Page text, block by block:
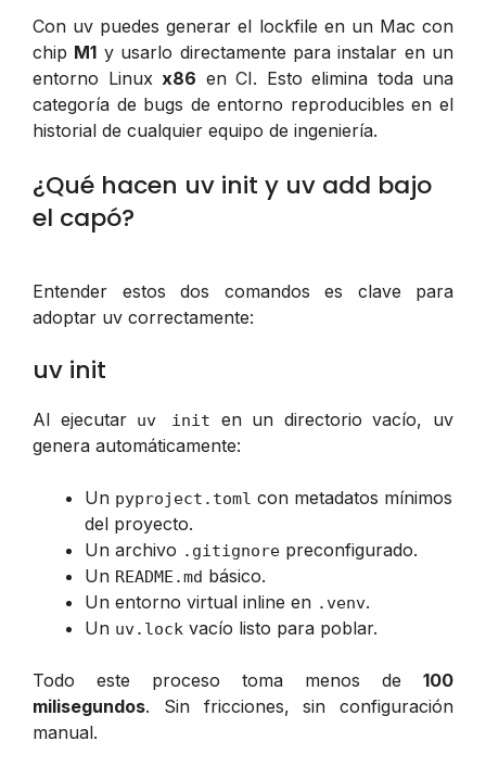
Con uv puedes generar el lockfile en un Mac con
chip M1 y usarlo directamente para instalar en un
entorno Linux x86 en CI. Esto elimina toda una
categoría de bugs de entorno reproducibles en el
historial de cualquier equipo de ingeniería.
¿Qué hacen uv init y uv add bajo
el capó?
Entender estos dos comandos es clave para
adoptar uv correctamente:
uv init
Al ejecutar uv init
en un directorio vacío, uv
genera automáticamente:
Un pyproject.toml con metadatos mínimos
del proyecto.
Un archivo .gitignore preconfigurado.
Un README.md básico.
Un entorno virtual inline en .venv.
Un uv.lock vacío listo para poblar.
Todo este proceso toma menos de 100
milisegundos. Sin fricciones, sin configuración
manual.